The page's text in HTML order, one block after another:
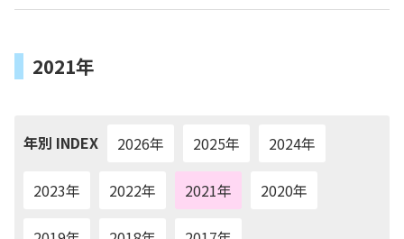
2021年
年別 INDEX 2026年 2025年 2024年
2023年 2022年 2021年 2020年